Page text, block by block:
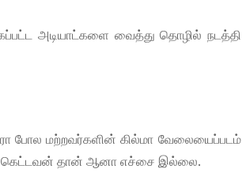
அடியாட்களை வைத்து தொழில் நடத்தி
போல மற்றவர்களின் கில்மா வேலையைப்படம்
கெட்டவன் தான் ஆனா எச்சை இல்லை.